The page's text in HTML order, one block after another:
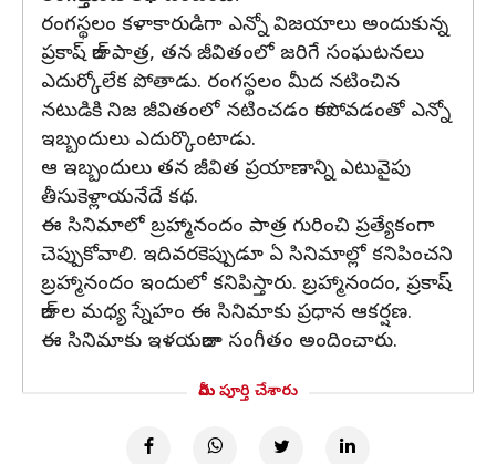
రంగస్థలం కళాకారుడిగా ఎన్నో విజయాలు అందుకున్న
ప్రకాష్ రాజ్ పాత్ర, తన జీవితంలో జరిగే సంఘటనలు
ఎదుర్కోలేక పోతాడు. రంగస్థలం మీద నటించిన
నటుడికి నిజ జీవితంలో నటించడం రాకపోవడంతో ఎన్నో
ఇబ్బందులు ఎదుర్కొంటాడు.
ఆ ఇబ్బందులు తన జీవిత ప్రయాణాన్ని ఎటువైపు
తీసుకెళ్లాయనేదే కథ.
ఈ సినిమాలో బ్రహ్మానందం పాత్ర గురించి ప్రత్యేకంగా
చెప్పుకోవాలి. ఇదివరకెప్పుడూ ఏ సినిమాల్లో కనిపించని
బ్రహ్మానందం ఇందులో కనిపిస్తారు. బ్రహ్మానందం, ప్రకాష్
రాజ్ ల మధ్య స్నేహం ఈ సినిమాకు ప్రధాన ఆకర్షణ.
ఈ సినిమాకు ఇళయరాజా సంగీతం అందించారు.
మీరు పూర్తి చేశారు